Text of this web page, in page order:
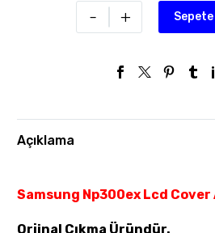
- +
Açıklama
Samsung Np300ex Lcd Cover
Orjinal Çıkma Üründür.